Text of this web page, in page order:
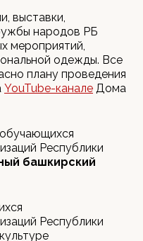
выставки,
народов РБ
мероприятий,
одежды. Все
плану проведения
YouTube-канале Дома
Республики
башкирский
Республики